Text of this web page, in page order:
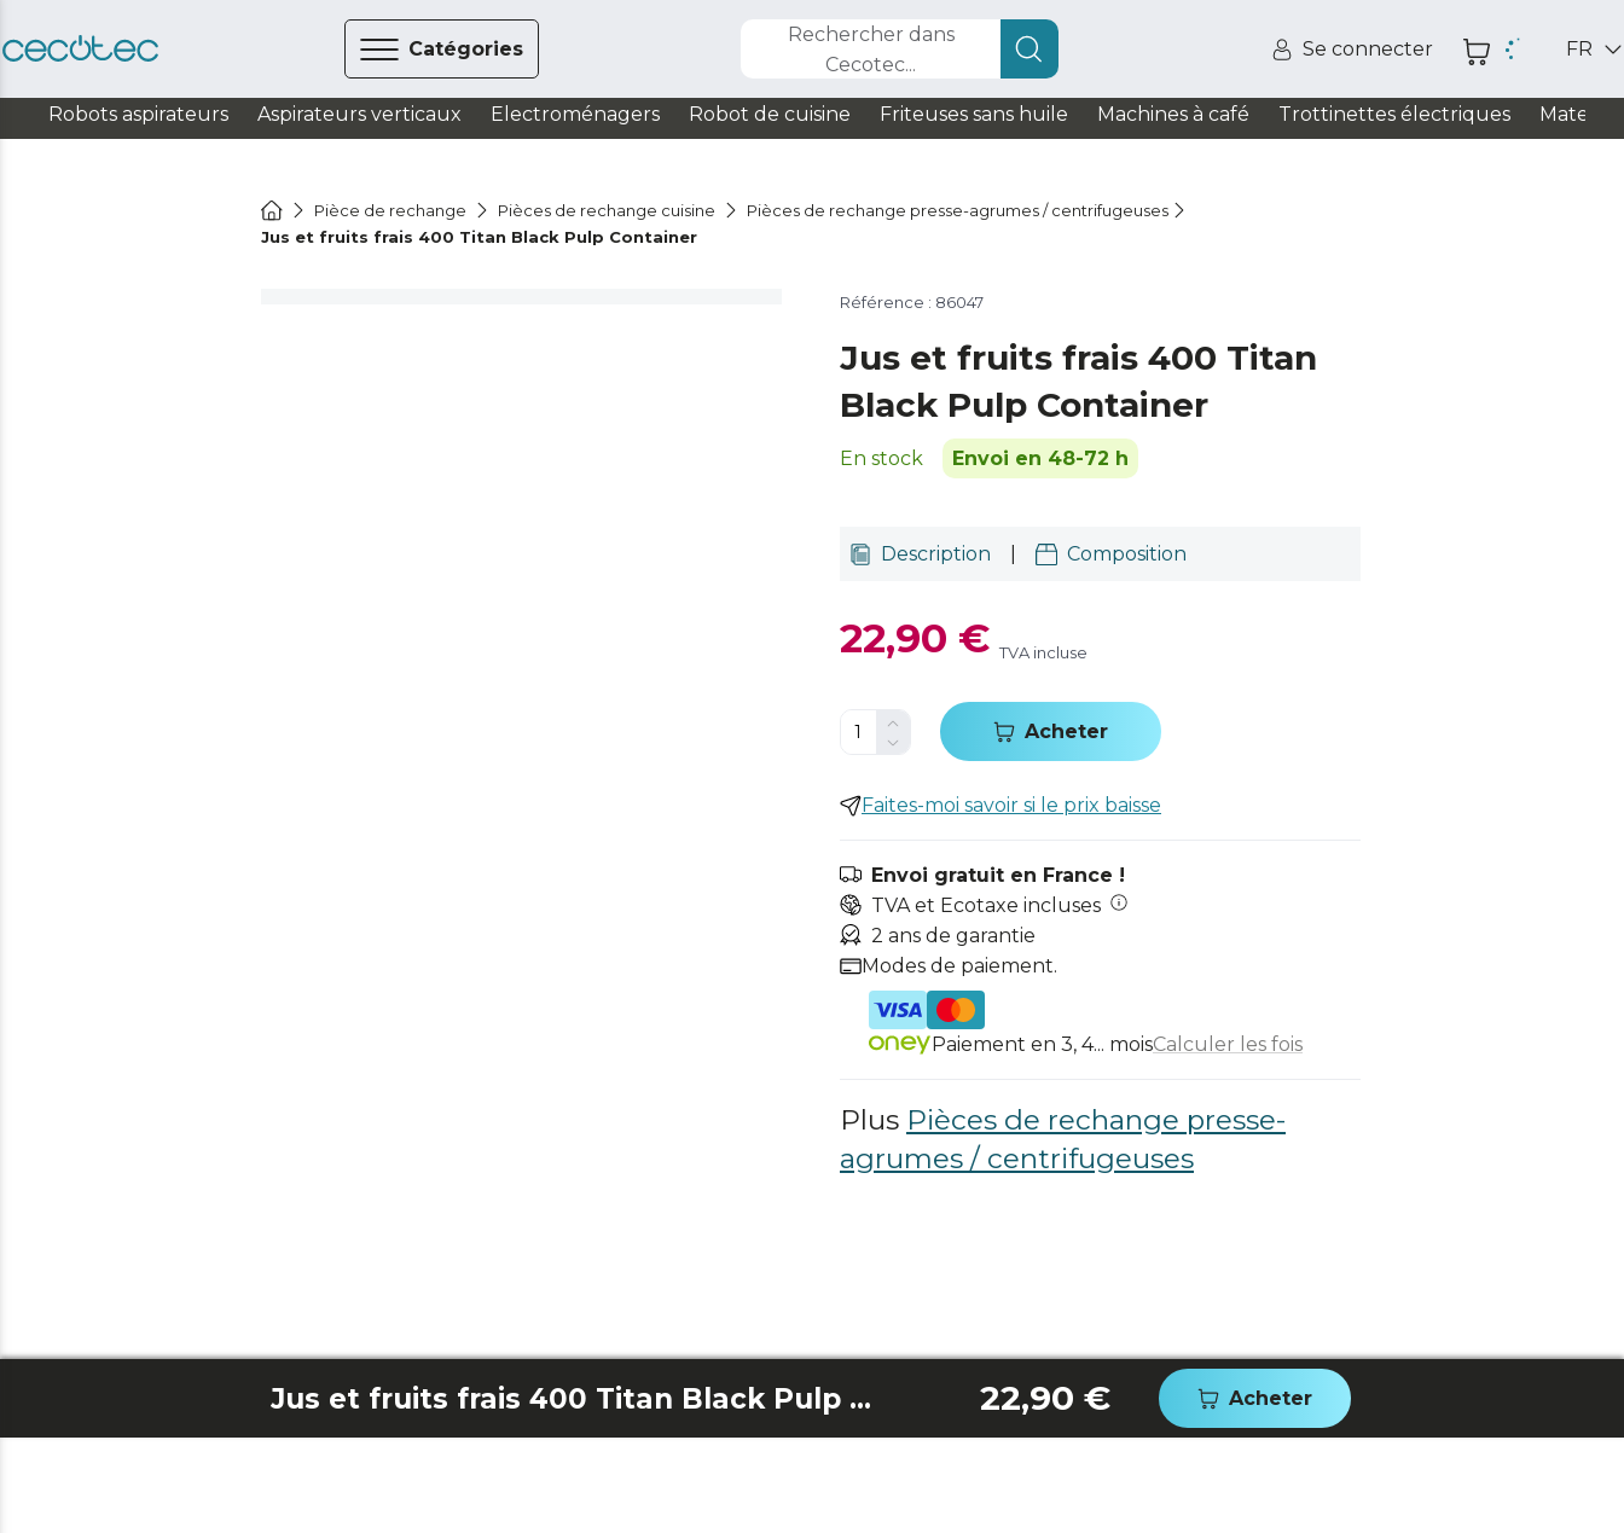
Catégories
Rechercher dans
Cecotec...
Se connecter FR
Robots aspirateurs Aspirateurs verticaux Electroménagers Robot de cuisine Friteuses sans huile Machines à café Trottinettes électriques Matelas
Pièce de rechange Pièces de rechange cuisine
Pièces de rechange presse-agrumes / centrifugeuses
Jus et fruits frais 400 Titan Black Pulp Container
Référence : 86047
Jus et fruits frais 400 Titan
Black Pulp Container
En stock Envoi en 48-72 h
Description Composition
22,90 € TVA incluse
Acheter
Faites-moi savoir si le prix baisse
Envoi gratuit en France !
TVA et Ecotaxe incluses
2 ans de garantie
Modes de paiement.
Paiement en 3, 4... moisCalculer les fois
Plus Pièces de rechange presse-
agrumes / centrifugeuses
Jus et fruits frais 400 Titan Black Pulp Container 22,90 € Acheter